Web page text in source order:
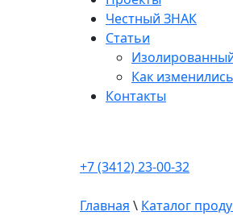
Честный ЗНАК
Статьи
Как
Контакты
+7 (3412) 23-00-32
Главная \ Каталог